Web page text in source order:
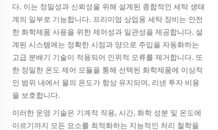
다. 이는 정밀성과 신뢰성을 위해 설계된 종합적인 세탁 생태
계의 일부로 기능합니다. 프리미엄 상업용 세탁 장비는 안전
한 화학제품 사용을 위한 제어성과 일관성을 제공합니다. 설
계된 시스템에는 정확한 시점과 양으로 주입을 자동화하는
고급 분배기 기술이 적용되어 인위적 오류를 제거합니다. 또
한 정밀한 온도 제어 모듈을 통해 선택된 화학제품에 이상적
인 범위 내에서 물의 온도가 항상 유지되며, 리넨 투자 비용
을 보호합니다.
이러한 운영 기술은 기계적 작용, 시간, 화학 성분 및 온도에
이르기까지 모든 요소를 최적화하는 지능적인 처리 철학을